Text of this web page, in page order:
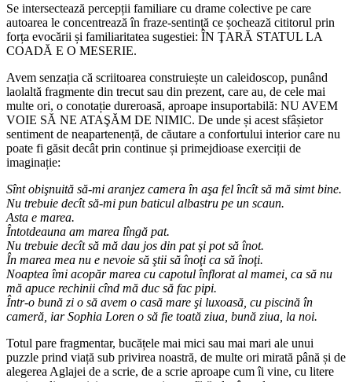
Se intersectează percepții familiare cu drame colective pe care
autoarea le concentrează în fraze-sentință ce șochează cititorul prin
forța evocării și familiaritatea sugestiei: ÎN ŢARĂ STATUL LA
COADĂ E O MESERIE.
Avem senzația că scriitoarea construiește un caleidoscop, punând
laolaltă fragmente din trecut sau din prezent, care au, de cele mai
multe ori, o conotație dureroasă, aproape insuportabilă: NU AVEM
VOIE SĂ NE ATAŞĂM DE NIMIC. De unde și acest sfâșietor
sentiment de neapartenență, de căutare a confortului interior care nu
poate fi găsit decât prin continue și primejdioase exerciții de
imaginație:
Sînt obişnuită să-mi aranjez camera în aşa fel încît să mă simt bine.
Nu trebuie decît să-mi pun baticul albastru pe un scaun.
Asta e marea.
Întotdeauna am marea lîngă pat.
Nu trebuie decît să mă dau jos din pat şi pot să înot.
În marea mea nu e nevoie să ştii să înoţi ca să înoţi.
Noaptea îmi acopăr marea cu capotul înflorat al mamei, ca să nu
mă apuce rechinii cînd mă duc să fac pipi.
Într-o bună zi o să avem o casă mare şi luxoasă, cu piscină în
cameră, iar Sophia Loren o să fie toată ziua, bună ziua, la noi.
Totul pare fragmentar, bucățele mai mici sau mai mari ale unui
puzzle prind viață sub privirea noastră, de multe ori mirată până și de
alegerea Aglajei de a scrie, de a scrie aproape cum îi vine, cu litere